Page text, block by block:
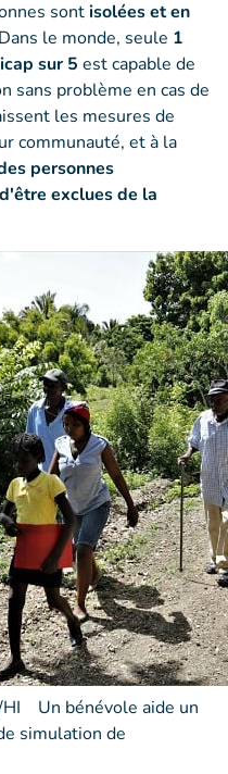
sontisolées et en
le monde, seule 1
sur 5 est capable de
sans problème en cas de
les mesures de
communauté, et à la
personnes
exclues de la
Un bénévole aide un
simulation de